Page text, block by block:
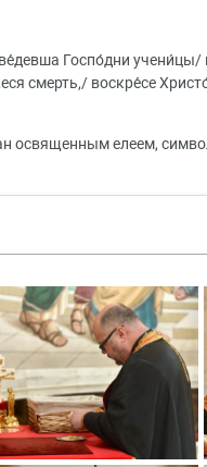
Госпо́дни
смерть,/ воскре́се
освященным елеем,